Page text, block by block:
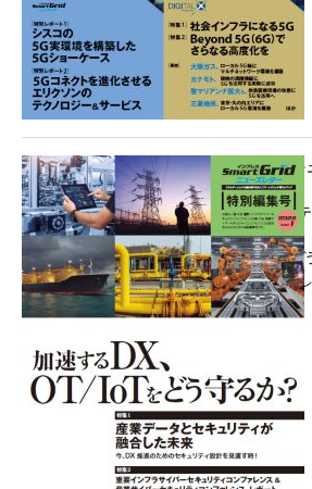
重要インフラサイバーセキ
特別電子版！
― 産業サイバーセキュリ
へ！ ―
加速するDX、OT/IoTをど
インプレス SmartGridニューズ
Vol.1